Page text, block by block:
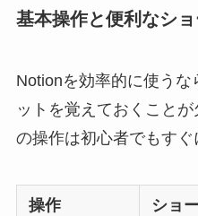
基本操作と便利なシ
Notionを効率的に使う
ットを覚えておくこと
の操作は初心者でもすぐ
操作
ショ